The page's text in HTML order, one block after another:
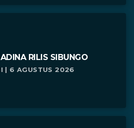
RILIS SIBUNGO
| 6 AGUSTUS 2026